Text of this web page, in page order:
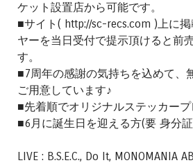
ケット設置店から可能です。
■サイト( http://sc-recs.com )上に
ヤーを当日受付で提示頂けると前
す。
■7周年の感謝の気持ちを込めて、
ご用意しています♪
■先着順でオリジナルステッカー
■6月に誕生日を迎える方(要 身分
LIVE : B.S.E.C., Do It, MONOMANIA